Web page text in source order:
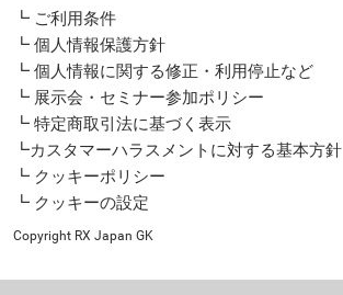
┗ ご利用条件
┗ 個人情報保護方針
┗ 個人情報に関する修正・利用停止など
┗ 展示会・セミナー参加ポリシー
┗ 特定商取引法に基づく表示
┗カスタマーハラスメントに対する基本方針
┗ クッキーポリシー
┗ クッキーの設定
Copyright RX Japan GK